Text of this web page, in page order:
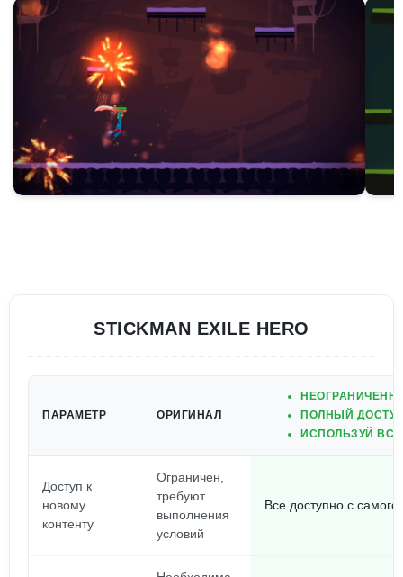
STICKMAN EXILE HERO
ПАРАМЕТР ОРИГИНАЛ
ПОЛНЫЙ
ИСПОЛЬЗУЙ
Доступ к
новому
контенту
Ограничен,
требуют
выполнения
условий
Все доступно с самого